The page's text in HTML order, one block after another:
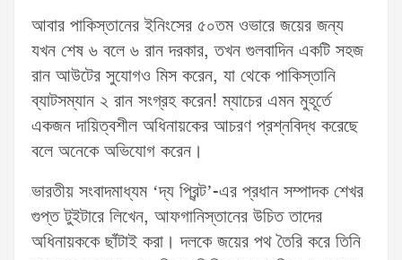
আবার পাকিস্তানের ইনিংসের ৫০তম ওভারে জয়ের জন্য
যখন শেষ ৬ বলে ৬ রান দরকার, তখন গুলবাদিন একটি সহজ
রান আউটের সুযোগও মিস করেন, যা থেকে পাকিস্তানি
ব্যাটসম্যান ২ রান সংগ্রহ করেন! ম্যাচের এমন মুহূর্তে
একজন দায়িত্বশীল অধিনায়কের আচরণ প্রশ্নবিদ্ধ করেছে
বলে অনেকে অভিযোগ করেন।
ভারতীয় সংবাদমাধ্যম ‘দ্য প্রিন্ট’-এর প্রধান সম্পাদক শেখর
গুপ্ত টুইটারে লিখেন, আফগানিস্তানের উচিত তাদের
অধিনায়ককে ছাঁটাই করা। দলকে জয়ের পথ তৈরি করে তিনি